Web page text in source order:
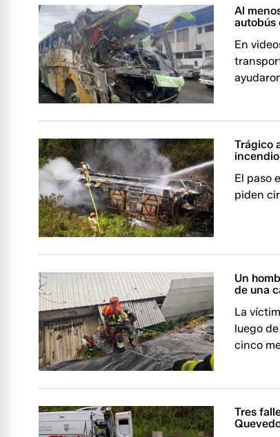
Al
autobús
En
Trágico
El paso
piden
Un
de una
La
luego
cinco
Tres